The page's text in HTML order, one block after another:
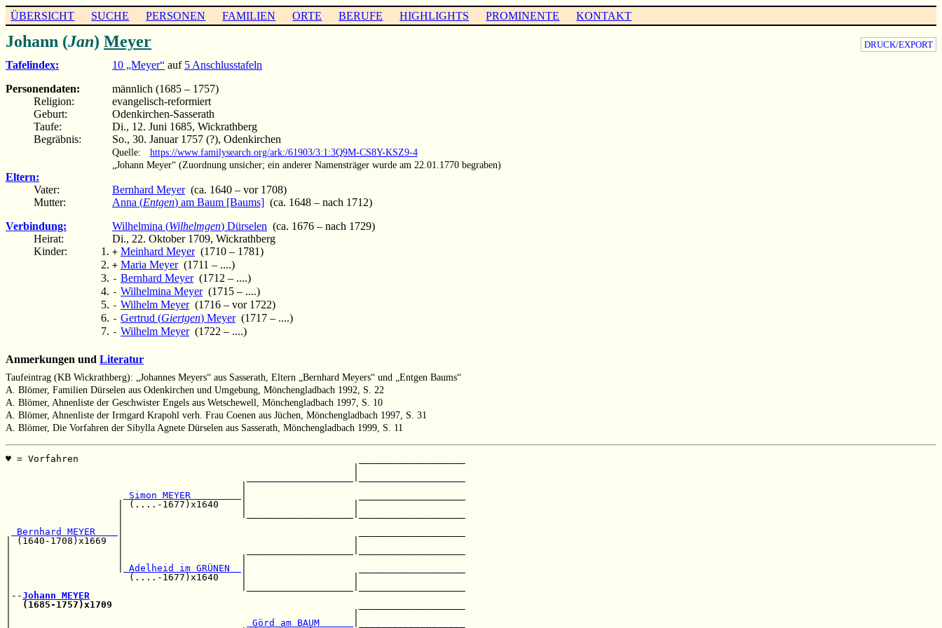
ÜBERSICHT SUCHE PERSONEN FAMILIEN ORTE BERUFE HIGHLIGHTS PROMINENTE KONTAKT
DRUCK/EXPORT
Johann (Jan) Meyer
Tafelindex: 10 „Meyer“ auf 5 Anschlusstafeln
Personendaten:
männlich (1685 – 1757)
Religion:
evangelisch-reformiert
Geburt:
Odenkirchen-Sasserath
Taufe:
Di., 12. Juni 1685, Wickrathberg
Begräbnis:
So., 30. Januar 1757 (?), Odenkirchen
Quelle:
https://www.familysearch.org/ark:/61903/3:1:3Q9M-CS8Y-KSZ9-4
„Johann Meyer“ (Zuordnung unsicher; ein anderer Namensträger wurde am 22.01.1770 begraben)
Eltern:
Vater:
Bernhard Meyer(ca. 1640 – vor 1708)
Mutter:
Anna (Entgen) am Baum [Baums] (ca. 1648 – nach 1712)
Verbindung:
Wilhelmina (Wilhelmgen) Dürselen (ca. 1676 – nach 1729)
Heirat:
Di., 22. Oktober 1709, Wickrathberg
Kinder:
+ Meinhard Meyer(1710 – 1781)
+ Maria Meyer(1711 – ....)
- Bernhard Meyer(1712 – ....)
- Wilhelmina Meyer(1715 – ....)
- Wilhelm Meyer(1716 – vor 1722)
- Gertrud (Giertgen) Meyer(1717 – ....)
- Wilhelm Meyer(1722 – ....)
Anmerkungen und Literatur
Taufeintrag (KB Wickrathberg): „Johannes Meyers“ aus Sasserath, Eltern „Bernhard Meyers“ und „Entgen Baums“
A. Blömer, Familien Dürselen aus Odenkirchen und Umgebung, Mönchengladbach 1992, S. 22
A. Blömer, Ahnenliste der Geschwister Engels aus Wetschewell, Mönchengladbach 1997, S. 10
A. Blömer, Ahnenliste der Irmgard Krapohl verh. Frau Coenen aus Jüchen, Mönchengladbach 1997, S. 31
A. Blömer, Die Vorfahren der Sibylla Agnete Dürselen aus Sasserath, Mönchengladbach 1999, S. 11
♥ = Vorfahren                                                  ___________________
Simon MEYER
                    | (....-1677)x1640    |                   |
Bernhard MEYER
| (1640-1708)x1669  |                                         |
Adelheid im GRÜNEN
|                     (....-1677)x1640    |                   |
|--Johann MEYER
(1685-1757)x1709
Görd am BAUM